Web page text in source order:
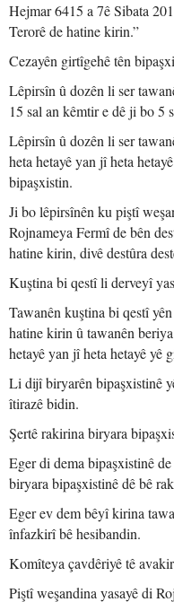
Hejmar 6415 a 7ê Sibata
Terorê de hatine kirin.”
Cezayên girtîgehê tên
Lêpirsîn û dozên li ser
15 sal an kêmtir e dê ji bo 5
Lêpirsîn û dozên li ser
heta hetayê yan jî heta
bipaşxistin.
Ji bo lêpirsînên ku piştî
Rojnameya Fermî de bên
hatine kirin, divê destûra
Kuştina bi qestî li derveyî
Tawanên kuştina bi qestî
hatine kirin û tawanên
hetayê yan jî heta hetayê yê
Li dijî biryarên bipaşxistinê
îtirazê bidin.
Şertê rakirina biryara
Eger di dema bipaşxistinê
biryara bipaşxistinê dê bê
Eger ev dem bêyî kirina
înfazkirî bê hesibandin.
Komîteya çavdêriyê tê
Piştî weşandina yasayê di